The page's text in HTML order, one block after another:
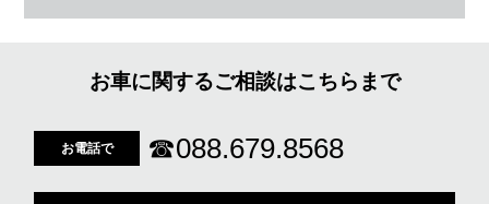
お車に関するご相談はこちらまで
お電話で ☎088.679.8568